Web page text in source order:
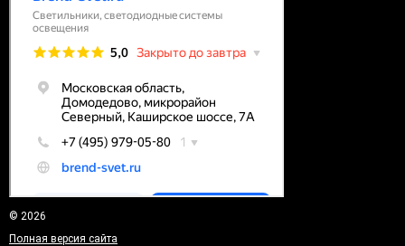
© 2026
Полная версия сайта